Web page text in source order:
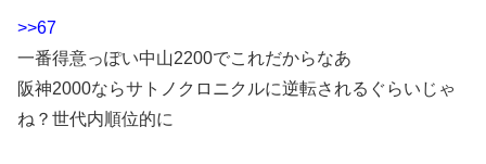
>>67
一番得意っぽい中山2200でこれだからなあ
阪神2000ならサトノクロニクルに逆転されるぐらいじゃ
ね？世代内順位的に